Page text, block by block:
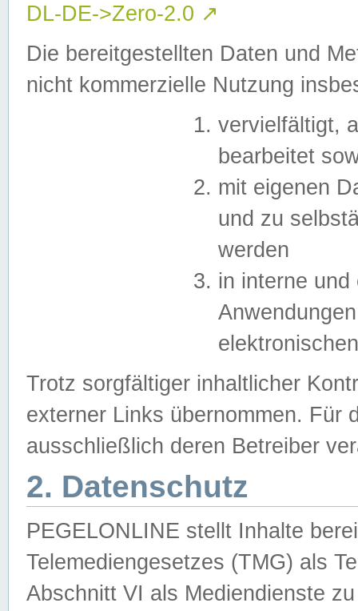
DL-DE->Zero-2.0 ↗
Die bereitgestellten Daten und
nicht kommerzielle Nutzung
vervielfältigt,
bearbeitet
mit eigenen
und zu
werden
in interne
Trotz sorgfältiger inhaltlicher
externer Links übernommen. Für
ausschließlich deren Betreiber
2. Datenschutz
PEGELONLINE stellt Inhalte
Telemediengesetzes (TMG) als
Abschnitt VI als Mediendienste